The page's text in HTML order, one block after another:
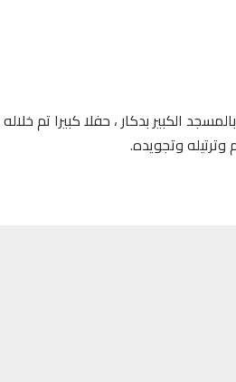
الكبير بدكار ، حفلا كبيرا تم خلاله
وترتيله وتجويده.